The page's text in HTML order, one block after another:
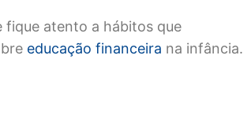
fique atento a hábitos que
educação financeira na infância.